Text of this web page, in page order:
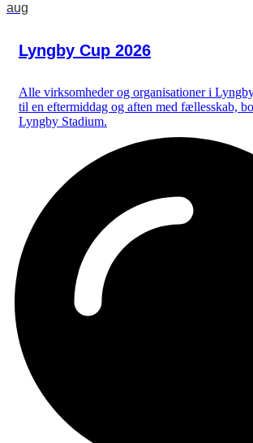
aug
Lyngby Cup 2026
Alle virksomheder og organisationer i
til en eftermiddag og aften med fællesskab,
Lyngby Stadium.